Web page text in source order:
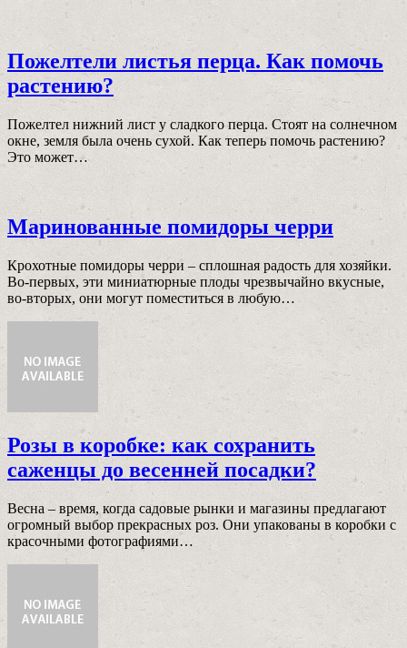
Пожелтели листья перца. Как помочь
растению?
Пожелтел нижний лист у сладкого перца. Стоят на солнечном
окне, земля была очень сухой. Как теперь помочь растению?
Это может…
Маринованные помидоры черри
Крохотные помидоры черри – сплошная радость для хозяйки.
Во-первых, эти миниатюрные плоды чрезвычайно вкусные,
во-вторых, они могут поместиться в любую…
Розы в коробке: как сохранить
саженцы до весенней посадки?
Весна – время, когда садовые рынки и магазины предлагают
огромный выбор прекрасных роз. Они упакованы в коробки с
красочными фотографиями…